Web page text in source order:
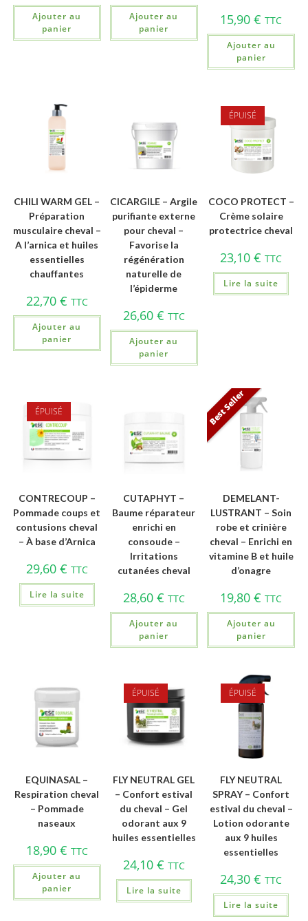
Ajouter au
panier
Ajouter au
panier
15,90€ TTC
Ajouter au
panier
CHILI WARM GEL –
Préparation
musculaire cheval –
A l’arnica et huiles
essentielles
chauffantes
22,70 € TTC
Ajouter au
panier
CICARGILE – Argile
purifiante externe
pour cheval –
Favorise la
régénération
naturelle de
l’épiderme
26,60 € TTC
Ajouter au
panier
ÉPUISÉ
COCO PROTECT –
Crème solaire
protectrice cheval
23,10€ TTC
Lire la suite
ÉPUISÉ
CONTRECOUP –
Pommade coups et
contusions cheval
– À base d’Arnica
29,60 € TTC
Lire la suite
CUTAPHYT –
Baume réparateur
enrichi en
consoude –
Irritations
cutanées cheval
28,60 € TTC
Ajouter au
panier
Best Seller
DEMELANT-
LUSTRANT – Soin
robe et crinière
cheval – Enrichi en
vitamine B et huile
d’onagre
19,80€ TTC
Ajouter au
panier
EQUINASAL –
Respiration cheval
– Pommade
naseaux
18,90 € TTC
Ajouter au
panier
ÉPUISÉ
FLY NEUTRAL GEL
– Confort estival
du cheval – Gel
odorant aux 9
huiles essentielles
24,10 € TTC
Lire la suite
ÉPUISÉ
FLY NEUTRAL
SPRAY – Confort
estival du cheval –
Lotion odorante
aux 9 huiles
essentielles
24,30€ TTC
Lire la suite